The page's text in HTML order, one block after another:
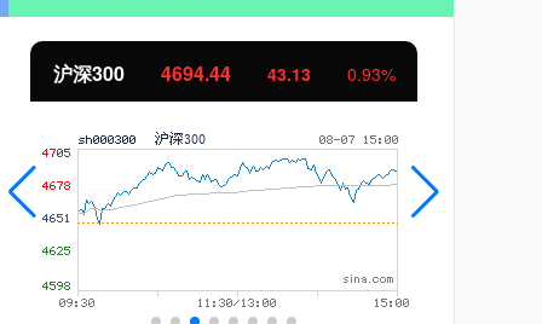
北证50 1134.24 11.37 1.01%